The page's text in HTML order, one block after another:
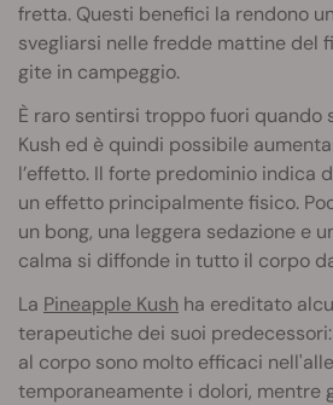
fretta. Questi benefici la rendono
svegliarsi nelle fredde mattine del
gite in campeggio.
È raro sentirsi troppo fuori quando
Kush ed è quindi possibile
l’effetto. Il forte predominio indica
un effetto principalmente fisico.
un bong, una leggera sedazione e
calma si diffonde in tutto il corpo
La Pineapple Kush ha ereditato
terapeutiche dei suoi
al corpo sono molto efficaci
temporaneamente i dolori, mentre